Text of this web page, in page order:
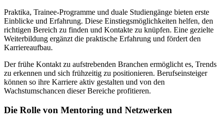
Praktika, Trainee-Programme und duale Studiengänge bieten erste
Einblicke und Erfahrung. Diese Einstiegsmöglichkeiten helfen, den
richtigen Bereich zu finden und Kontakte zu knüpfen. Eine gezielte
Weiterbildung ergänzt die praktische Erfahrung und fördert den
Karriereaufbau.
Der frühe Kontakt zu aufstrebenden Branchen ermöglicht es, Trends
zu erkennen und sich frühzeitig zu positionieren. Berufseinsteiger
können so ihre Karriere aktiv gestalten und von den
Wachstumschancen dieser Bereiche profitieren.
Die Rolle von Mentoring und Netzwerken